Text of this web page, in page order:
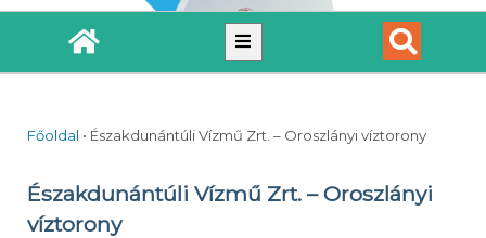
Főoldal • Északdunántúli Vízmű Zrt. – Oroszlányi víztorony
Északdunántúli Vízmű Zrt. – Oroszlányi
víztorony